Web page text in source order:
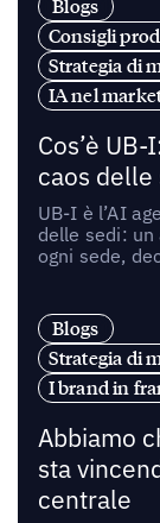
Blogs
Consigli
Strategia di
IA nel
Cos’è
caos
UB-I è l’AI
delle sedi:
ogni sede,
Blogs
Strategia di
I brand in
Abbiamo
sta
centrale